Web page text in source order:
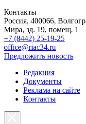
Контакты
Россия, 400066,
Мира, зд. 19, помещ. 1
+7 (8442) 25-19-25
office@riac34.ru
Предложить новость
Редакция
Документы
Реклама на сайте
Контакты